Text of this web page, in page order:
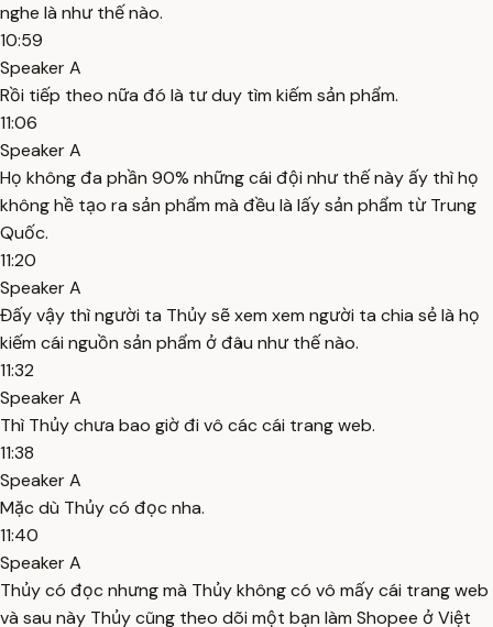
nghe là như thế nào.
10:59
Speaker A
Rồi tiếp theo nữa đó là tư duy tìm kiếm sản phẩm.
11:06
Speaker A
Họ không đa phần 90% những cái đội như thế này ấy thì họ
không hề tạo ra sản phẩm mà đều là lấy sản phẩm từ Trung
Quốc.
11:20
Speaker A
Đấy vậy thì người ta Thủy sẽ xem xem người ta chia sẻ là họ
kiếm cái nguồn sản phẩm ở đâu như thế nào.
11:32
Speaker A
Thì Thủy chưa bao giờ đi vô các cái trang web.
11:38
Speaker A
Mặc dù Thủy có đọc nha.
11:40
Speaker A
Thủy có đọc nhưng mà Thủy không có vô mấy cái trang web
và sau này Thủy cũng theo dõi một bạn làm Shopee ở Việt